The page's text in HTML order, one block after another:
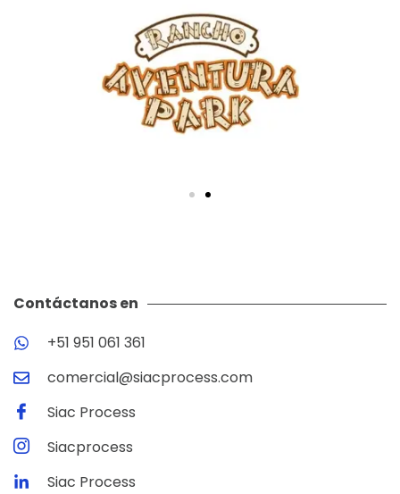
Contáctanos en
+51 951 061 361
comercial@siacprocess.com
Siac Process
Siacprocess
Siac Process